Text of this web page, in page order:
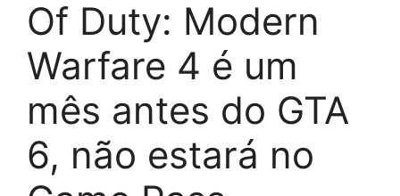
Of Duty: Modern
Warfare 4 é um
mês antes do GTA
6, não estará no